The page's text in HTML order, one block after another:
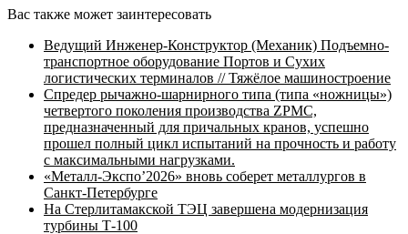
Вас также может заинтересовать
Ведущий Инженер-Конструктор (Механик) Подъемно-
транспортное оборудование Портов и Сухих
логистических терминалов // Тяжёлое машиностроение
Спредер рычажно-шарнирного типа (типа «ножницы»)
четвертого поколения производства ZPMC,
предназначенный для причальных кранов, успешно
прошел полный цикл испытаний на прочность и работу
с максимальными нагрузками.
«Металл-Экспо’2026» вновь соберет металлургов в
Санкт-Петербурге
На Стерлитамакской ТЭЦ завершена модернизация
турбины Т-100